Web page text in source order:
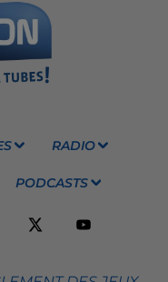
RADIO
PODCASTS